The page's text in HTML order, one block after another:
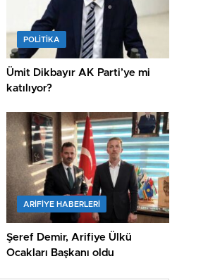
POLİTİKA
Ümit Dikbayır AK Parti’ye mi
katılıyor?
ARIFIYE HABERLERI
Şeref Demir, Arifiye Ülkü
Ocakları Başkanı oldu